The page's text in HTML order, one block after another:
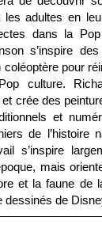
adultes en
dans la Pop
s’inspire
pour
culture.
crée des
et
de l’histoire
s’inspire
mais
et la faune de
dessinés de